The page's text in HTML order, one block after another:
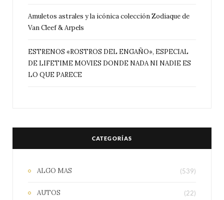
Amuletos astrales y la icónica colección Zodiaque de
Van Cleef & Arpels
ESTRENOS «ROSTROS DEL ENGAÑO», ESPECIAL
DE LIFETIME MOVIES DONDE NADA NI NADIE ES
LO QUE PARECE
CATEGORÍAS
ALGO MAS (539)
AUTOS (22)